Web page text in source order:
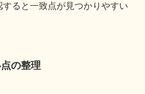
ると一致点が見つかりやすい
の整理